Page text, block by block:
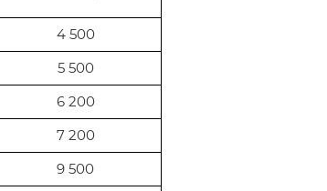
4 500
5 500
6 200
7 200
9 500